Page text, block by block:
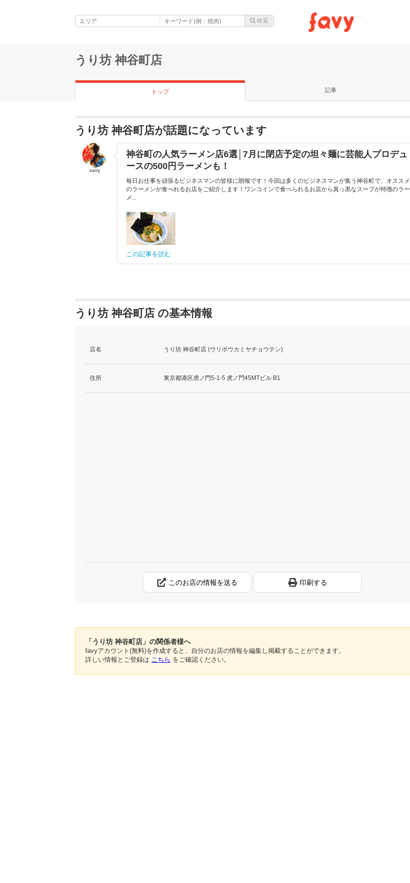
うり坊 神谷町店
トップ 記事
うり坊 神谷町店が話題になっています
sarry
神谷町の人気ラーメン店6選│7月に閉店予定の坦々麺に芸能人プロデュ
ースの500円ラーメンも！
毎日お仕事を頑張るビジネスマンの皆様に朗報です！今回は多くのビジネスマンが集う神谷町で、オススメ
のラーメンが食べれるお店をご紹介します！ワンコインで食べられるお店から真っ黒なスープが特徴のラー
メ...
この記事を読む
うり坊 神谷町店 の基本情報
店名 うり坊 神谷町店 (ウリボウカミヤチョウテン)
住所 東京都港区虎ノ門5-1-5 虎ノ門45MTビル B1
このお店の情報を送る 印刷する
「うり坊 神谷町店」の関係者様へ
favyアカウント(無料)を作成すると、自分のお店の情報を編集し掲載することができます。
詳しい情報とご登録は こちら をご確認ください。